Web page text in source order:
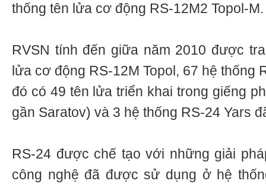
thống tên lửa cơ động RS-12М2 Topol-М.
RVSN tính đến giữa năm 2010 được
lửa cơ động RS-12М Topol, 67 hệ thống
đó có 49 tên lửa triển khai trong giếng
gần Saratov) và 3 hệ thống RS-24 Yars
RS-24 được chế tạo với những giải
công nghệ đã được sử dụng ở hệ